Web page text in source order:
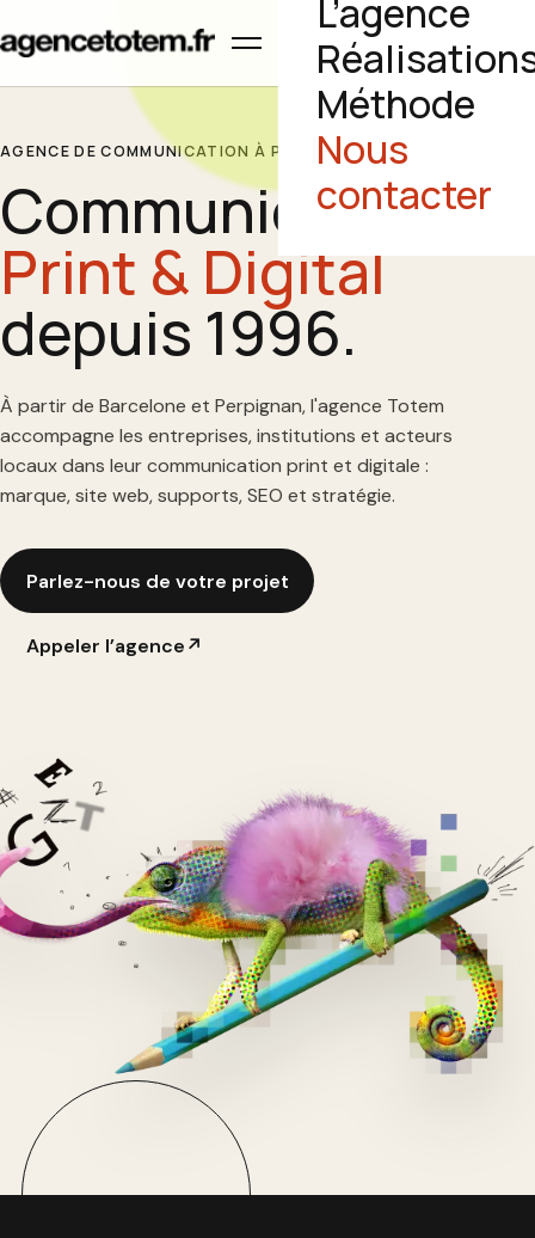
Ouvrir le menu
L’agence
Méthode
Nous
contacter
AGENCE DE COMMUNICATION À PERPIGNAN
Communication
Print & Digital
depuis 1996.
À partir de Barcelone et Perpignan, l'agence Totem
accompagne les entreprises, institutions et acteurs
locaux dans leur communication print et digitale :
marque, site web, supports, SEO et stratégie.
Parlez-nous de votre projet
Appeler l’agence↗